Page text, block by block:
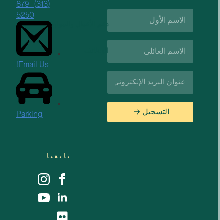
الاسم
الأول*
اسم
العائلة*
البريد
الإلكتروني*
التسجيل
دعم الأعمال والموارد
الوظائف
(313) 879-
5250
Email Us!
Parking
تابعنا